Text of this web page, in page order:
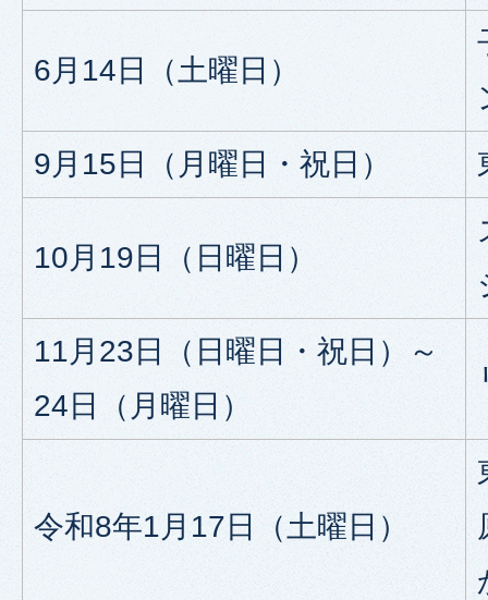
6月14日（土曜日）
9月15日（月曜日・祝日）
10月19日（日曜日）
11月23日（日曜日・祝日）～
24日（月曜日）
令和8年1月17日（土曜日）